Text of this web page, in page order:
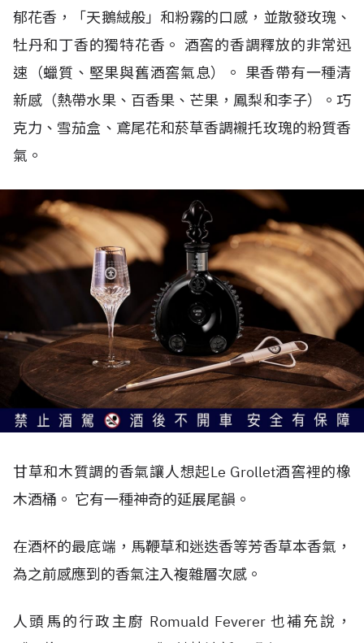
郁花香，「天鵝絨般」和粉霧的口感，並散發玫瑰、
牡丹和丁香的獨特花香。 酒窖的香調釋放的非常迅
速（蠟質、堅果與舊酒窖氣息）。 果香帶有一種清
新感（熱帶水果、百香果、芒果，鳳梨和李子）。巧
克力、雪茄盒、鳶尾花和菸草香調襯托玫瑰的粉質香
氣。
甘草和木質調的香氣讓人想起Le Grollet酒窖裡的橡
木酒桶。 它有一種神奇的延展尾韻。
在酒杯的最底端，馬鞭草和迷迭香等芳香草本香氣，
為之前感應到的香氣注入複雜層次感。
人頭馬的行政主廚 Romuald Feverer 也補充說，